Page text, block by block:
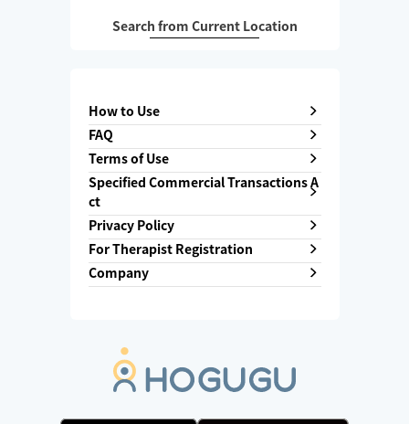
Search from Current Location
How to Use
FAQ
Terms of Use
Specified Commercial Transactions A
ct
Privacy Policy
For Therapist Registration
Company